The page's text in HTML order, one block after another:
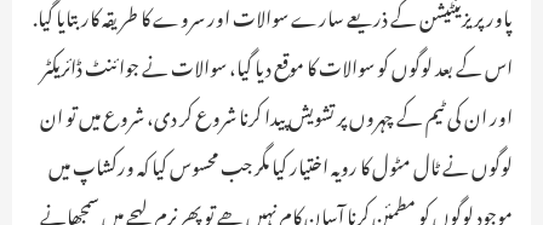
پاور پریزینٹیشن کے ذریعے سارے سوالات اور سروے کا طریقہ کار بتایا گیا.
اس کے بعد لوگوں کو سوالات کا موقع دیا گیا، سوالات نے جوائنٹ ڈائریکٹر
اور ان کی ٹیم کے چہروں پر تشویش پیدا کرنا شروع کر دی، شروع میں تو ان
لوگوں نے ٹال مٹول کا رویہ اختیار کیا مگر جب محسوس کیا کہ ورکشاپ میں
موجود لوگوں کو مطمئن کرنا آسان کام نہیں ھے تو پھر نرم لہجے میں سمجھانے